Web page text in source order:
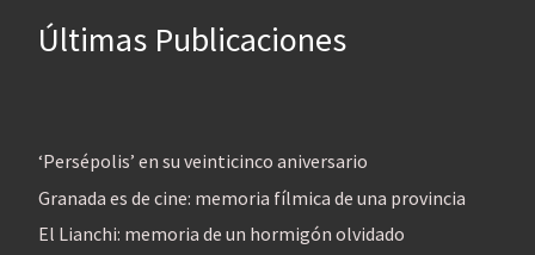
Últimas Publicaciones
‘Persépolis’ en su veinticinco aniversario
Granada es de cine: memoria fílmica de una provincia
El Lianchi: memoria de un hormigón olvidado